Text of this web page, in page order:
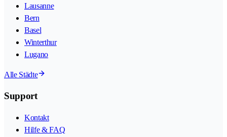
Lausanne
Bern
Basel
Winterthur
Lugano
Alle Städte
Support
Kontakt
Hilfe & FAQ